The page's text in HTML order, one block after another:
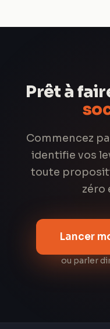
Prêt à
Commencez
identifie vos
toute
zéro
Lancer
ou parler